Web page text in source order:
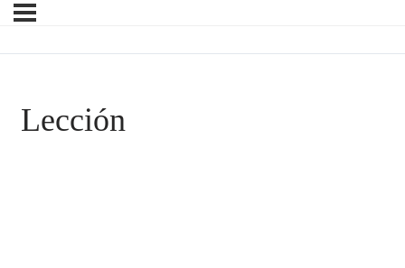
Lección